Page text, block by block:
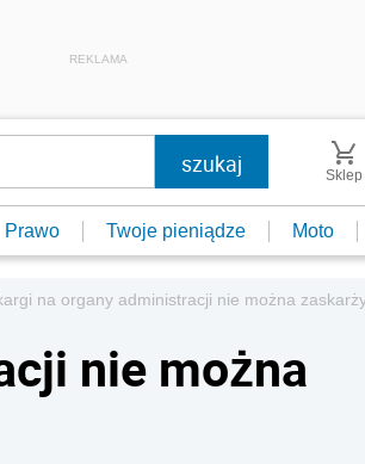
REKLAMA
Sklep
Prawo Twoje pieniądze Moto
na organy administracji nie można
nie można